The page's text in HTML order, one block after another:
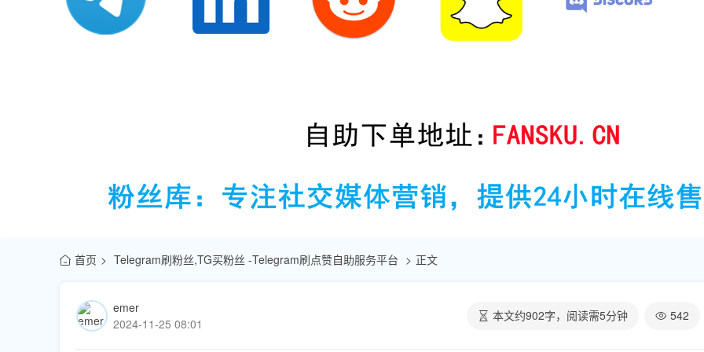
首页 Telegram刷粉丝,TG买粉丝 -Telegram刷点赞自助服务平台 正文
emer
2024-11-25 08:01
本文约902字，阅读需5分钟 542